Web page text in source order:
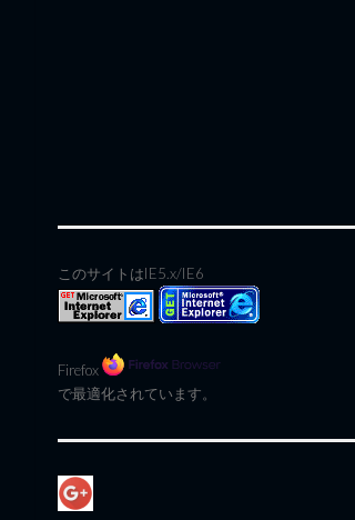
このサイトはIE5.x/IE6
Firefox
で最適化されています。